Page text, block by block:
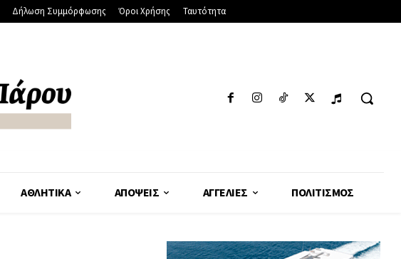
Δήλωση Συμμόρφωσης Όροι Χρήσης Ταυτότητα
ΑΘΛΗΤΙΚΆ ΑΠΌΨΕΙΣ ΑΓΓΕΛΊΕΣ ΠΟΛΙΤΙΣΜΌΣ